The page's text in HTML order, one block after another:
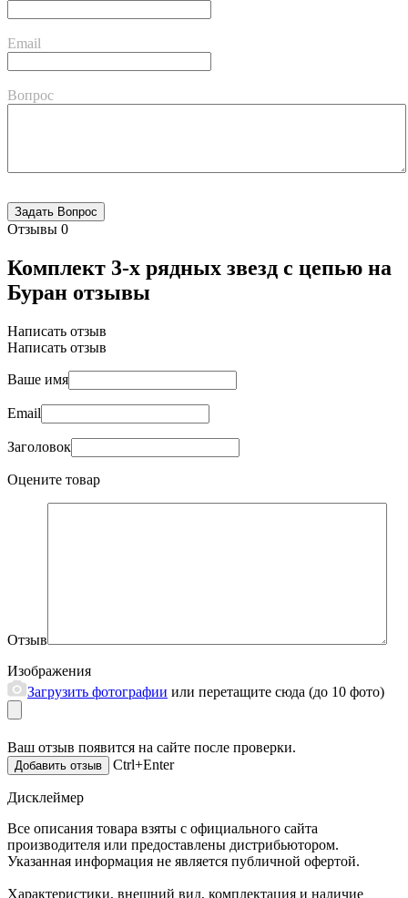
Email
Вопрос
Отзывы 0
Комплект 3-х рядных звезд с цепью на
Буран отзывы
Написать отзыв
Написать отзыв
Ваше имя
Email
Заголовок
Оцените товар
Отзыв
Изображения
Загрузить фотографии или перетащите сюда (до 10 фото)
Ваш отзыв появится на сайте после проверки.
Ctrl+Enter
Дисклеймер
Все описания товара взяты с официального сайта
производителя или предоставлены дистрибьютором.
Указанная информация не является публичной офертой.
Характеристики, внешний вид, комплектация и наличие